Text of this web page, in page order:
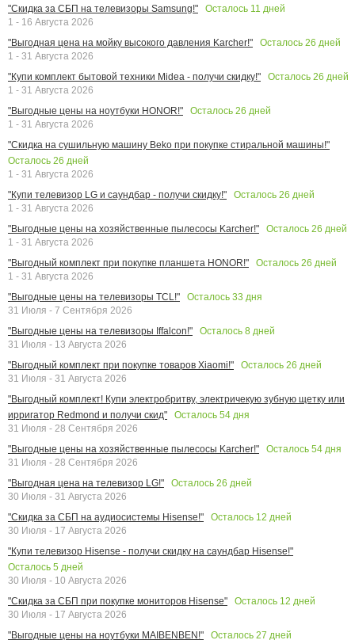
"Скидка за СБП на телевизоры Samsung!"
Осталось 11 дней
1 - 16 Августа 2026
"Выгодная цена на мойку высокого давления Karcher!"
Осталось 26 дней
1 - 31 Августа 2026
"Купи комплект бытовой техники Midea - получи скидку!"
Осталось 26 дней
1 - 31 Августа 2026
"Выгодные цены на ноутбуки HONOR!"
Осталось 26 дней
1 - 31 Августа 2026
"Скидка на сушильную машину Beko при покупке стиральной машины!"
Осталось 26 дней
1 - 31 Августа 2026
"Купи телевизор LG и саундбар - получи скидку!"
Осталось 26 дней
1 - 31 Августа 2026
"Выгодные цены на хозяйственные пылесосы Karcher!"
Осталось 26 дней
1 - 31 Августа 2026
"Выгодный комплект при покупке планшета HONOR!"
Осталось 26 дней
1 - 31 Августа 2026
"Выгодные цены на телевизоры TCL!"
Осталось 33 дня
31 Июля - 7 Сентября 2026
"Выгодные цены на телевизоры Iffalcon!"
Осталось 8 дней
31 Июля - 13 Августа 2026
"Выгодный комплект при покупке товаров Xiaomi!"
Осталось 26 дней
31 Июля - 31 Августа 2026
"Выгодный комплект! Купи электробритву, электричекую зубную щетку или
ирригатор Redmond и получи скид"
Осталось 54 дня
31 Июля - 28 Сентября 2026
"Выгодные цены на хозяйственные пылесосы Karcher!"
Осталось 54 дня
31 Июля - 28 Сентября 2026
"Выгодная цена на телевизор LG!"
Осталось 26 дней
30 Июля - 31 Августа 2026
"Скидка за СБП на аудиосистемы Hisense!"
Осталось 12 дней
30 Июля - 17 Августа 2026
"Купи телевизор Hisense - получи скидку на саундбар Hisense!"
Осталось 5 дней
30 Июля - 10 Августа 2026
"Скидка за СБП при покупке мониторов Hisense"
Осталось 12 дней
30 Июля - 17 Августа 2026
"Выгодные цены на ноутбуки MAIBENBEN!"
Осталось 27 дней